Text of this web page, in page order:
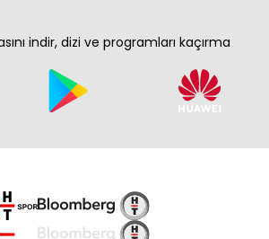
indir, dizi ve programları kaçırma